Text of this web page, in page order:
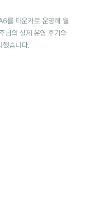
를 타운카로 운영해 월
님의 실제 운영 후기와
했습니다.